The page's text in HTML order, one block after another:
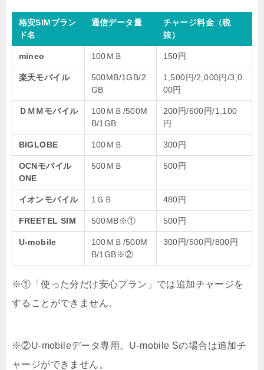
格安SIMブラン
ド名
通信データ量
チャージ料金（税
抜）
mineo 100ＭＢ 150円
楽天モバイル
500MB/1GB/2
GB
1,500円/2,000円/3,0
00円
ＤＭＭモバイル
100ＭＢ/500M
B/1GB
200円/600円/1,100
円
BIGLOBE 100ＭＢ 300円
OCNモバイル
ONE
500ＭＢ 500円
イオンモバイル 1ＧＢ 480円
FREETEL SIM 500MB※① 500円
U-mobile
100ＭＢ/500M
B/1GB※②
300円/500円/800円
※①「使った分だけ安心プラン」では追加チャージを
することができません。
※②U-mobileデータ専用。U-mobile Sの場合は追加チ
ャージができません。